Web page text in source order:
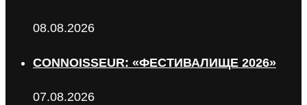
08.08.2026
CONNOISSEUR: «ФЕСТИВАЛИЩЕ 2026»
07.08.2026